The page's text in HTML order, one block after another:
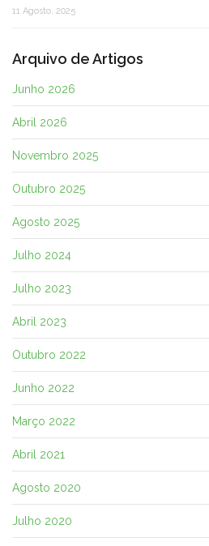
11 Agosto, 2025
Arquivo de Artigos
Junho 2026
Abril 2026
Novembro 2025
Outubro 2025
Agosto 2025
Julho 2024
Julho 2023
Abril 2023
Outubro 2022
Junho 2022
Março 2022
Abril 2021
Agosto 2020
Julho 2020